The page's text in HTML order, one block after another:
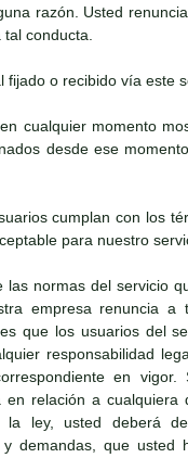
razón. Usted
conducta.
o recibido vía este
cualquier momento
desde ese
cumplan con los
para nuestro
normas del servicio
empresa renuncia a
que los usuarios del
responsabilidad
en
relación a cualquiera
la ley, usted deberá
demandas, que